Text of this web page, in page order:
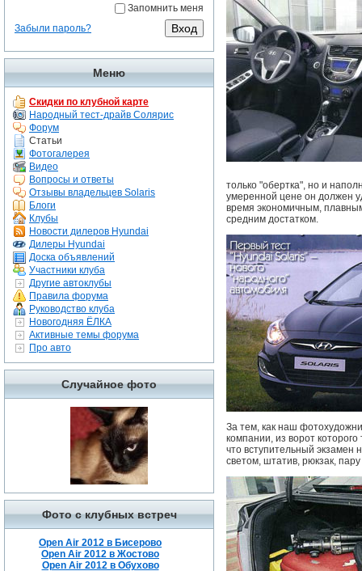
Запомнить меня
Забыли пароль?
Меню
Скидки по клубной карте
Народный тест-драйв Солярис
Форум
Статьи
Фотогалерея
Видео
Вопросы и ответы
Отзывы владельцев Solaris
Блоги
Клубы
Новости дилеров Hyundai
Дилеры Hyundai
Доска объявлений
Участники клуба
Другие автоклубы
Правила форума
Руководство клуба
Новогодняя ЁЛКА
Активные темы форума
Про авто
Случайное фото
Фото с клубных встреч
Open Air 2012 в Бисерово
Open Air 2012 в Жостово
Open Air 2012 в Обухово
только "обертка", но и
умеренной цене он должен
время экономичным,
средним достатком.
За тем, как наш
компании, из ворот
что вступительный экзамен
светом, штатив, рюкзак,